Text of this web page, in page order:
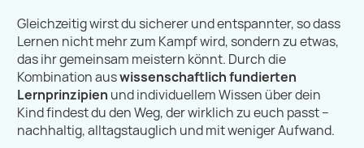
Gleichzeitig wirst du sicherer und entspannter, so dass
Lernen nicht mehr zum Kampf wird, sondern zu etwas,
das ihr gemeinsam meistern könnt. Durch die
Kombination auswissenschaftlich fundierten
Lernprinzipien und individuellem Wissen über dein
Kind findest du den Weg, der wirklich zu euch passt –
nachhaltig, alltagstauglich und mit weniger Aufwand.